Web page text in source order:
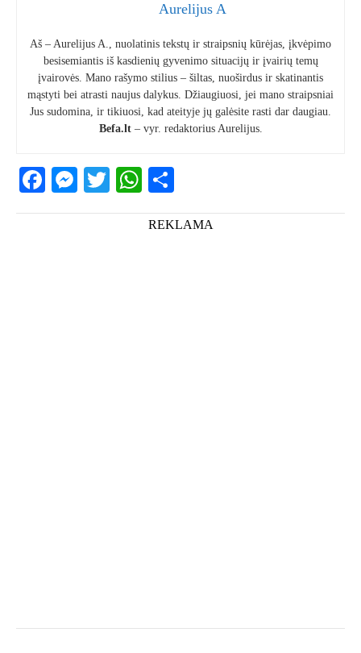
Aurelijus A
Aš – Aurelijus A., nuolatinis tekstų ir straipsnių kūrėjas, įkvėpimo
besisemiantis iš kasdienių gyvenimo situacijų ir įvairių temų
įvairovės. Mano rašymo stilius – šiltas, nuoširdus ir skatinantis
mąstyti bei atrasti naujus dalykus. Džiaugiuosi, jei mano straipsniai
Jus sudomina, ir tikiuosi, kad ateityje jų galėsite rasti dar daugiau.
Befa.lt– vyr. redaktorius Aurelijus.
Facebook
Messenger
TwitterWhatsApp
REKLAMA